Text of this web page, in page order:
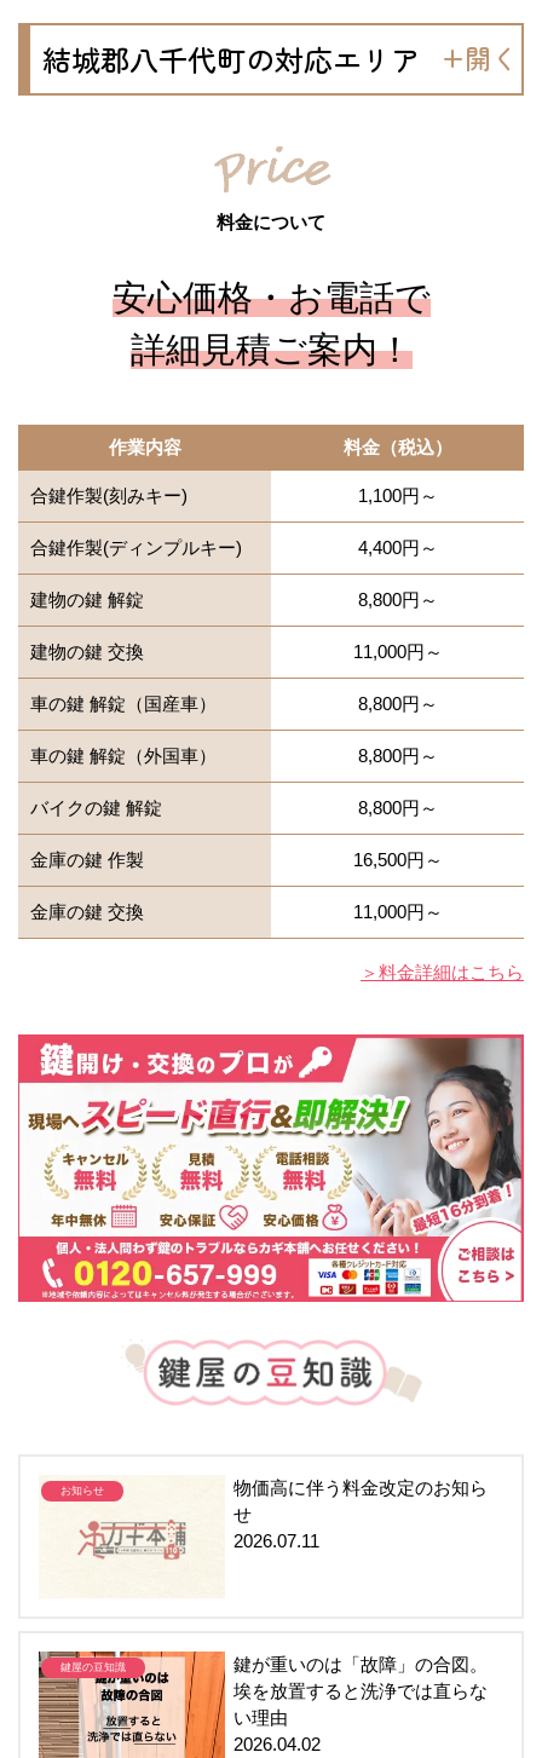
結城郡八千代町の対応エリア
料金について
安心価格・お電話で
詳細見積ご案内！
作業内容 料金（税込）
合鍵作製(刻みキー) 1,100円～
合鍵作製(ディンプルキー) 4,400円～
建物の鍵 解錠 8,800円～
建物の鍵 交換 11,000円～
車の鍵 解錠（国産車） 8,800円～
車の鍵 解錠（外国車） 8,800円～
バイクの鍵 解錠 8,800円～
金庫の鍵 作製 16,500円～
金庫の鍵 交換 11,000円～
＞料金詳細はこちら
お知らせ
物価高に伴う料金改定のお知ら
せ
2026.07.11
鍵屋の豆知識
鍵が重いのは「故障」の合図。
埃を放置すると洗浄では直らな
い理由
2026.04.02